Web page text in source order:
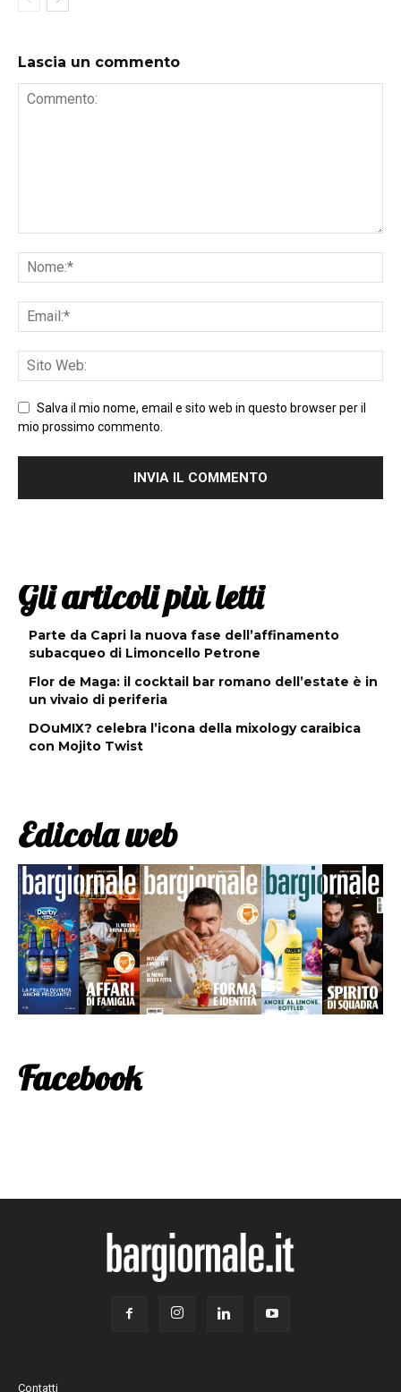
Lascia un commento
Salva il mio nome, email e sito web in questo browser per il
mio prossimo commento.
Gli articoli più letti
Parte da Capri la nuova fase dell’affinamento
subacqueo di Limoncello Petrone
Flor de Maga: il cocktail bar romano dell’estate è in
un vivaio di periferia
DOuMIX? celebra l’icona della mixology caraibica
con Mojito Twist
Edicola web
Facebook
Contatti